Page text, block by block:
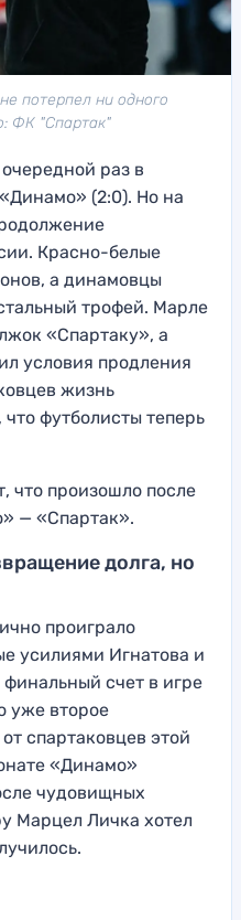
потерпел ни одного
ФК "Спартак"
раз в
(2:0). Но на
Красно-белые
а динамовцы
трофей. Марле
«Спартаку», а
условия продления
жизнь
футболисты теперь
что произошло после
— «Спартак».
долга, но
проиграло
усилиями Игнатова и
счет в игре
уже второе
спартаковцев этой
«Динамо»
чудовищных
Марцел Личка хотел